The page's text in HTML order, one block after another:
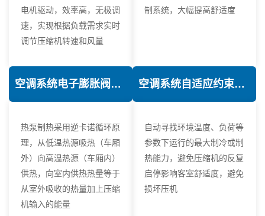
电机驱动，效率高，无极调
速，实现根据负载需求实时
调节压缩机转速和风量
制系统，大幅提高舒适度
空调系统电子膨胀阀热力学优化技术
热泵制热采用逆卡诺循环原
理，从低温热源吸热（车厢
外）向高温热源（车厢内）
供热，向室内供热热量等于
从室外吸收的热量加上压缩
机输入的能量
空调系统自适应约束控制技术
自动寻找环境温度、负荷等
参数下运行的最大制冷或制
热能力，避免压缩机的反复
启停影响客室舒适度，避免
损坏压机